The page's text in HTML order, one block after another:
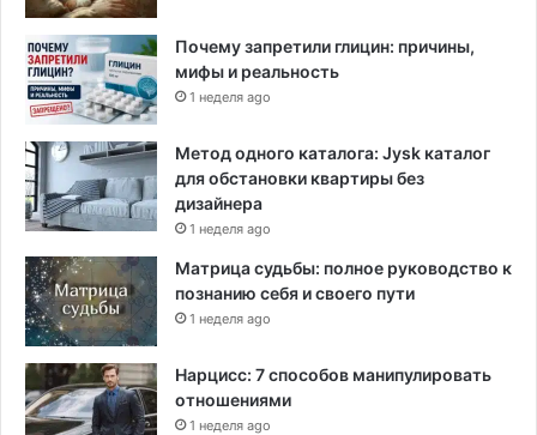
Почему запретили глицин: причины,
мифы и реальность
1 неделя ago
Метод одного каталога: Jysk каталог
для обстановки квартиры без
дизайнера
1 неделя ago
Матрица судьбы: полное руководство к
познанию себя и своего пути
1 неделя ago
Нарцисс: 7 способов манипулировать
отношениями
1 неделя ago